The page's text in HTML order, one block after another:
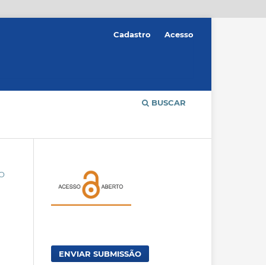
BUSCAR
Cadastro Acesso
ENVIAR SUBMISSÃO